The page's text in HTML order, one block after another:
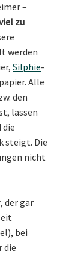
–
zu
werden
Silphie-
Alle
den
lassen
die
steigt. Die
nicht
der gar
bei
die